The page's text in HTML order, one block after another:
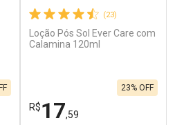
(23)
Loção Pós Sol Ever Care com
Calamina 120ml
R$17,59
23% OFF